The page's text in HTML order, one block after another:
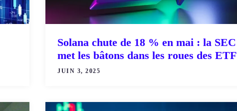
Solana chute de 18 % en mai : la SEC
met les bâtons dans les roues des ETF
JUIN 3, 2025